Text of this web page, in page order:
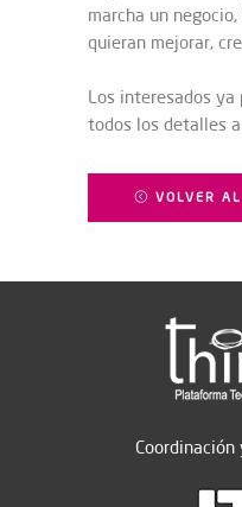
marcha un
quieran mejorar,
Los interesados
todos los detalles
VOLVER